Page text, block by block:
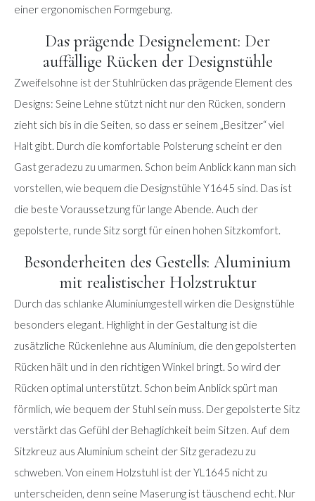
einer ergonomischen Formgebung.
Das prägende Designelement: Der
auffällige Rücken der Designstühle
Zweifelsohne ist der Stuhlrücken das prägende Element des
Designs: Seine Lehne stützt nicht nur den Rücken, sondern
zieht sich bis in die Seiten, so dass er seinem „Besitzer“ viel
Halt gibt. Durch die komfortable Polsterung scheint er den
Gast geradezu zu umarmen. Schon beim Anblick kann man sich
vorstellen, wie bequem die Designstühle Y1645 sind. Das ist
die beste Voraussetzung für lange Abende. Auch der
gepolsterte, runde Sitz sorgt für einen hohen Sitzkomfort.
Besonderheiten des Gestells: Aluminium
mit realistischer Holzstruktur
Durch das schlanke Aluminiumgestell wirken die Designstühle
besonders elegant. Highlight in der Gestaltung ist die
zusätzliche Rückenlehne aus Aluminium, die den gepolsterten
Rücken hält und in den richtigen Winkel bringt. So wird der
Rücken optimal unterstützt. Schon beim Anblick spürt man
förmlich, wie bequem der Stuhl sein muss. Der gepolsterte Sitz
verstärkt das Gefühl der Behaglichkeit beim Sitzen. Auf dem
Sitzkreuz aus Aluminium scheint der Sitz geradezu zu
schweben. Von einem Holzstuhl ist der YL1645 nicht zu
unterscheiden, denn seine Maserung ist täuschend echt. Nur